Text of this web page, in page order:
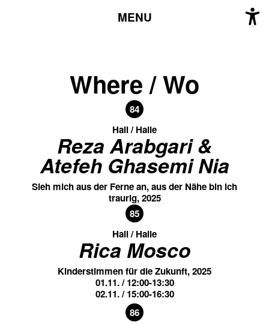
MENU
Where / Wo
84
Hall / Halle
Reza Arabgari &
Atefeh Ghasemi Nia
Sieh mich aus der Ferne an, aus der Nähe bin ich
traurig, 2025
85
Hall / Halle
Rica Mosco
Kinderstimmen für die Zukunft, 2025
01.11. / 12:00-13:30
02.11. / 15:00-16:30
86